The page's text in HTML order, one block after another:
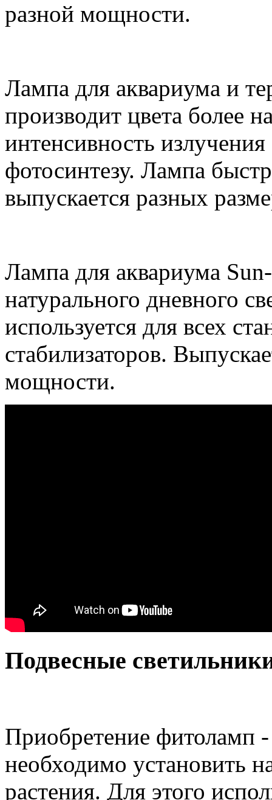
разной мощности.
Лампа для аквариума и
производит цвета более
интенсивность
фотосинтезу. Лампа
выпускается разных
Лампа для аквариума
натурального дневного
используется для всех
стабилизаторов.
мощности.
Подвесные
Приобретение фитоламп
необходимо установить
растения. Для этого